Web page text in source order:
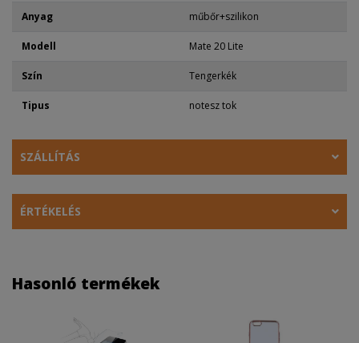
Anyag műbőr+szilikon
Modell Mate 20 Lite
Szín Tengerkék
Tipus notesz tok
SZÁLLÍTÁS
ÉRTÉKELÉS
Hasonló termékek